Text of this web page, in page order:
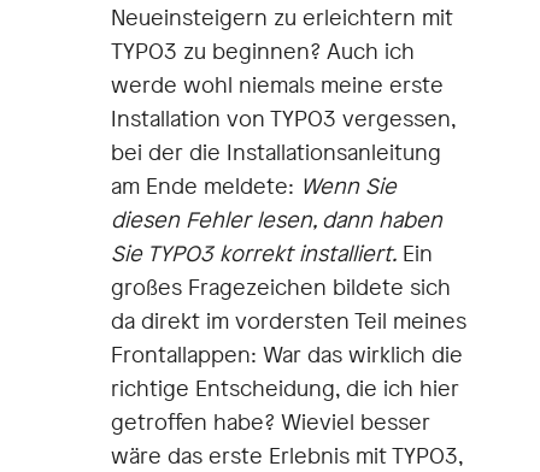
Neueinsteigern zu erleichtern mit
TYPO3 zu beginnen? Auch ich
werde wohl niemals meine erste
Installation von TYPO3 vergessen,
bei der die Installationsanleitung
am Ende meldete: Wenn Sie
diesen Fehler lesen, dann haben
Sie TYPO3 korrekt installiert. Ein
großes Fragezeichen bildete sich
da direkt im vordersten Teil meines
Frontallappen: War das wirklich die
richtige Entscheidung, die ich hier
getroffen habe? Wieviel besser
wäre das erste Erlebnis mit TYPO3,